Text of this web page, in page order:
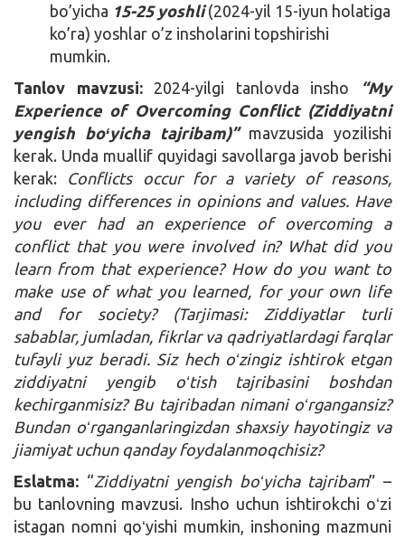
bo’yicha 15-25 yoshli (2024-yil 15-iyun holatiga
ko’ra) yoshlar o’z insholarini topshirishi
mumkin.
Tanlov mavzusi:2024-yilgi tanlovda insho “My
Experience of Overcoming Conflict (Ziddiyatni
yengish boʻyicha tajribam)” mavzusida yozilishi
kerak. Unda muallif quyidagi savollarga javob berishi
kerak: Conflicts occur for a variety of reasons,
including differences in opinions and values. Have
you ever had an experience of overcoming a
conflict that you were involved in? What did you
learn from that experience? How do you want to
make use of what you learned, for your own life
and for society? (Tarjimasi: Ziddiyatlar turli
sabablar, jumladan, fikrlar va qadriyatlardagi farqlar
tufayli yuz beradi. Siz hech oʻzingiz ishtirok etgan
ziddiyatni yengib oʻtish tajribasini boshdan
kechirganmisiz? Bu tajribadan nimani oʻrgangansiz?
Bundan oʻrganganlaringizdan shaxsiy hayotingiz va
jiamiyat uchun qanday foydalanmoqchisiz?
Eslatma: “Ziddiyatni yengish boʻyicha tajribam” –
bu tanlovning mavzusi. Insho uchun ishtirokchi oʻzi
istagan nomni qoʻyishi mumkin, inshoning mazmuni